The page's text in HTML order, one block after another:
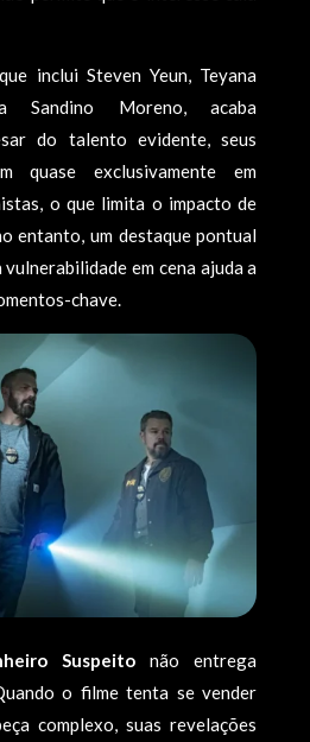
inclui Steven Yeun, Teyana
Sandino Moreno, acaba
do talento evidente, seus
quase exclusivamente em
o que limita o impacto de
entanto, um destaque pontual
vulnerabilidade em cena ajuda a
chave.
Suspeito não entrega
o filme tenta se vender
complexo, suas revelações